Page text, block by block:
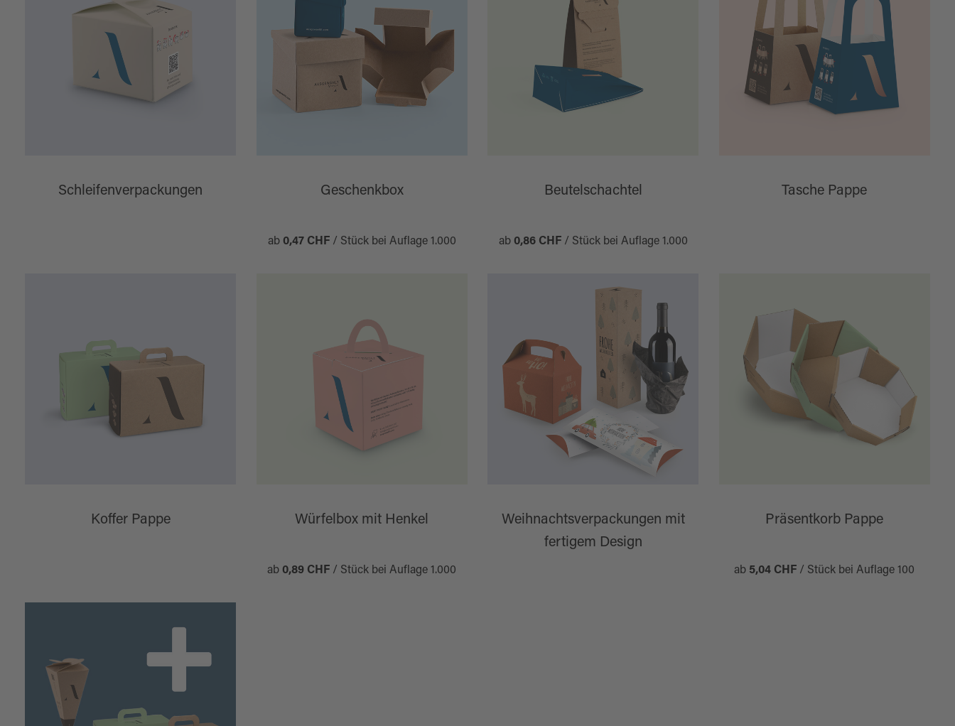
Schleifenverpackungen Geschenkbox
ab 0,47 CHF/ Stück bei Auflage 1.000
Beutelschachtel
ab 0,86 CHF/ Stück bei Auflage 1.000
Tasche Pappe
Koffer Pappe Würfelbox mit Henkel
ab 0,89 CHF / Stück bei Auflage 1.000
Weihnachtsverpackungen mit
fertigem Design
Präsentkorb Pappe
ab 5,04 CHF / Stück bei Auflage 100